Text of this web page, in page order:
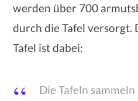
werden über 700
durch die Tafel versorgt.
Tafel ist dabei:
Die Tafeln